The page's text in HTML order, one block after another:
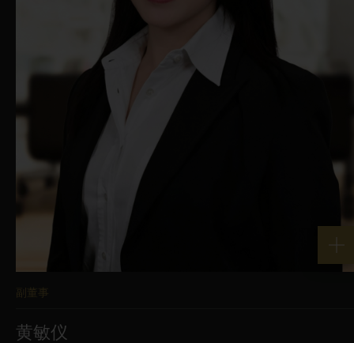
副董事
黄敏仪
华富建业资产管理有限公司声誉受损；(ii)
本网站中断、损坏或损害；(iii)病毒或恶意
程式码被引入本网站任何部分；(iv)冒犯或
损害使用本网站的任何其他人士；(v)华富
建业资产管理有限公司、您或本网站的其
他使用者违反任何适用的法律或法规；或
(vi)损害就本网站向华富建业资产管理有限
公司提供服务的任何人士。
您对本网站的使用受您造访本网站当日生